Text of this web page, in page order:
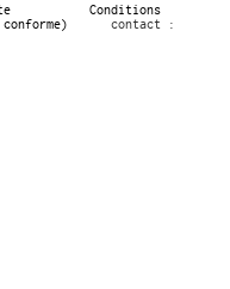
Conditions
contact :